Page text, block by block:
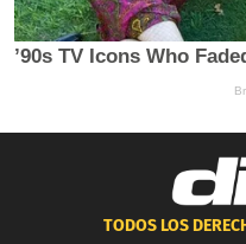
TODOS LOS